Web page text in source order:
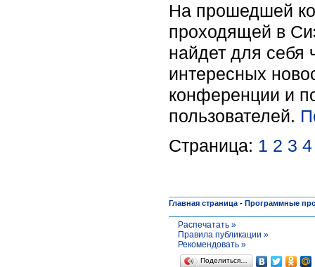
На прошедшей
проходящей в
найдет для себя
интересных
конференции и
пользователей.
Страница: 1 2 3 4
Главная страница - Программные
Распечатать »
Правила публикации »
Рекомендовать »
Поделиться…